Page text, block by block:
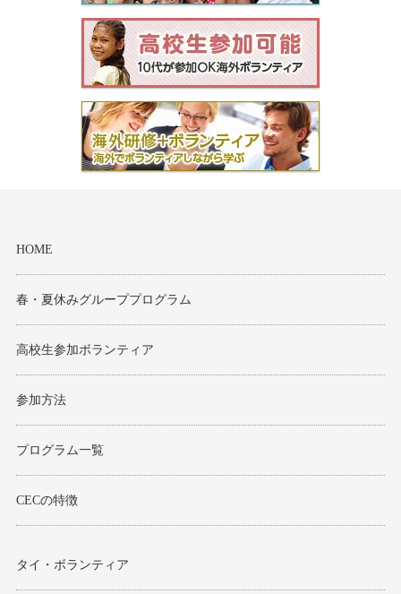
HOME
春・夏休みグループプログラム
高校生参加ボランティア
参加方法
プログラム一覧
CECの特徴
タイ・ボランティア